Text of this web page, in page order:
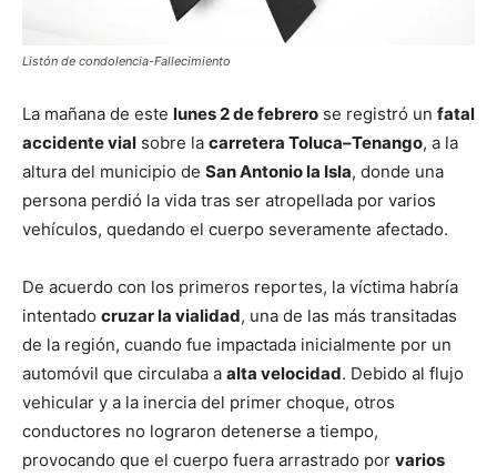
Listón de condolencia-Fallecimiento
La mañana de este lunes 2 de febrero se registró un fatal
accidente vial sobre la carretera Toluca–Tenango, a la
altura del municipio de San Antonio la Isla, donde una
persona perdió la vida tras ser atropellada por varios
vehículos, quedando el cuerpo severamente afectado.
De acuerdo con los primeros reportes, la víctima habría
intentado cruzar la vialidad, una de las más transitadas
de la región, cuando fue impactada inicialmente por un
automóvil que circulaba a alta velocidad. Debido al flujo
vehicular y a la inercia del primer choque, otros
conductores no lograron detenerse a tiempo,
provocando que el cuerpo fuera arrastrado por varios